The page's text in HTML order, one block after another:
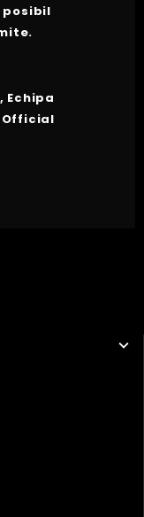
Echipa